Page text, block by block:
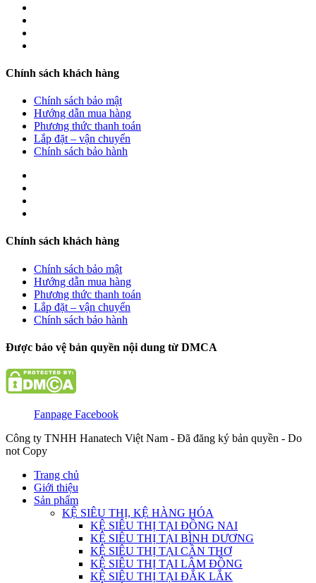
Chính sách khách hàng
Chính sách bảo mật
Hướng dẫn mua hàng
Phương thức thanh toán
Lắp đặt – vận chuyển
Chính sách bảo hành
Chính sách khách hàng
Chính sách bảo mật
Hướng dẫn mua hàng
Phương thức thanh toán
Lắp đặt – vận chuyển
Chính sách bảo hành
Được bảo vệ bản quyền nội dung từ DMCA
Fanpage Facebook
Công ty TNHH Hanatech Việt Nam - Đã đăng ký bản quyền - Do
not Copy
Trang chủ
Giới thiệu
Sản phẩm
KỆ SIÊU THỊ, KỆ HÀNG HÓA
KỆ SIÊU THỊ TẠI ĐỒNG NAI
KỆ SIÊU THỊ TẠI BÌNH DƯƠNG
KỆ SIÊU THỊ TẠI CẦN THƠ
KỆ SIÊU THỊ TẠI LÂM ĐỒNG
KỆ SIÊU THỊ TẠI ĐẮK LẮK